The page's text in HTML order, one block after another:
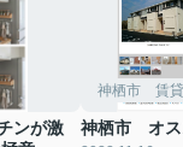
ンが激
神栖市 賃
神栖市 オス